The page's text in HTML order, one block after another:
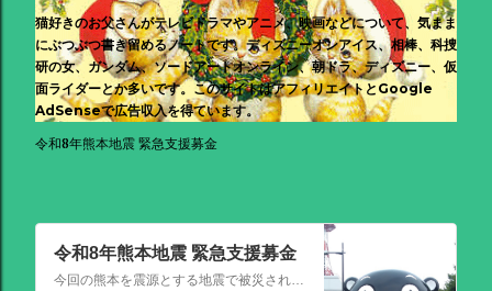
猫好きのお父さんがテレビドラマやアニメ、映画などについて、気まま
にぶつぶつ書き留めるノートです。ディズニーオンアイス、相棒、科捜
研の女、ガンダム、ソードアートオンライン、朝ドラ、ディズニー、仮
面ライダーとか多いです。このサイトはアフィリエイトとGoogle
AdSenseで広告収入を得ています。
令和8年熊本地震 緊急支援募金
令和8年熊本地震 緊急支援募金
今回の熊本を震源とする地震で被災された皆さままだまだ余震も続き大変な時間を過ごされていると思います。心よりお見舞い申し上げます